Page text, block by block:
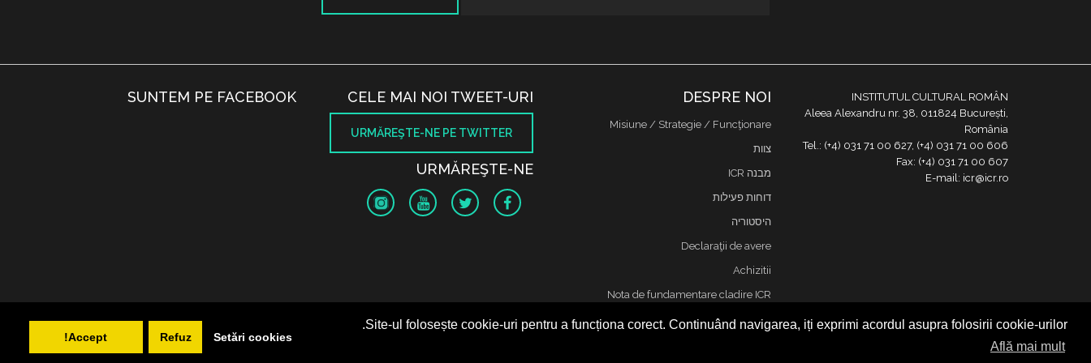
Site-ul folosește cookie-uri pentru a funcționa corect. Continuând navigarea, iți exprimi acordul asupra folosirii cookie-urilor.
Află mai mult
Setări cookies
Refuz
Accept!
INSTITUTUL CULTURAL ROMÂN
Aleea Alexandru nr. 38, 011824 București,
România
Tel.: (+4) 031 71 00 627, (+4) 031 71 00 606
Fax: (+4) 031 71 00 607
E-mail: icr@icr.ro
DESPRE NOI
Misiune / Strategie / Funcţionare
צוות
מבנה ICR
דוחות פעילות
היסטוריה
Declaraţii de avere
Achizitii
Nota de fundamentare cladire ICR
ליצירת קשר
CELE MAI NOI TWEET-URI
URMĂREŞTE-NE PE TWITTER
URMĂREŞTE-NE
SUNTEM PE FACEBOOK